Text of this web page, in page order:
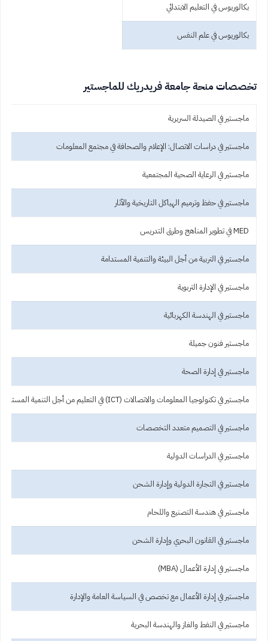
بكالوريوس في التعليم الابتدائي
بكالوريوس في علم النفس
تخصصات منحة جامعة فريدريك للماجستير
ماجستير في الصيدلة السريرية
ماجستير في دراسات الاتصال: الإعلام والصحافة في مجتمع المعلومات
ماجستير في الرعاية الصحية المجتمعية
ماجستير في حفظ وترميم الهياكل التاريخية والآثار
MED في تطوير المناهج وطرق التدريس
ماجستير في التربية من أجل البيئة والتنمية المستدامة
ماجستير في الإدارة التربوية
ماجستير في الهندسة الكهربائية
ماجستير فنون جميلة
ماجستير في إدارة الصحة
ماجستير في تكنولوجيا المعلومات والاتصالات (ICT) في التعليم من أجل التنمية المستدامة
ماجستير في التصميم متعدد التخصصات
ماجستير في الدراسات الدولية
ماجستير في التجارة الدولية وإدارة الشحن
ماجستير في هندسة التصنيع واللحام
ماجستير في القانون البحري وإدارة الشحن
ماجستير في إدارة الأعمال (MBA)
ماجستير في إدارة الأعمال مع تخصص في السياسة العامة والإدارة
ماجستير في النفط والغاز والهندسة البحرية